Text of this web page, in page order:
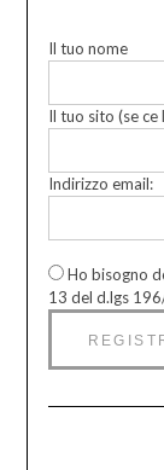
Il tuo nome
Il tuo sito (se ce
Indirizzo email:
Ho bisogno
13 del d.lgs